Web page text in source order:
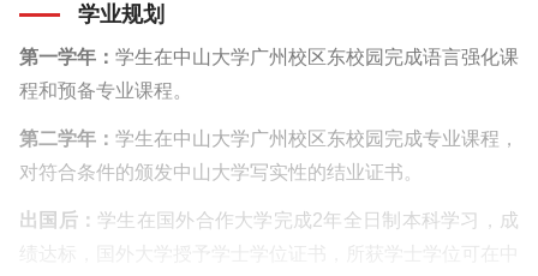
学业规划
第一学年： 学生在中山大学广州校区东校园完成语言强化课
程和预备专业课程。
第二学年： 学生在中山大学广州校区东校园完成专业课程，
对符合条件的颁发中山大学写实性的结业证书。
出国后： 学生在国外合作大学完成2年全日制本科学习，成
绩达标，国外大学授予学士学位证书，所获学士学位可在中